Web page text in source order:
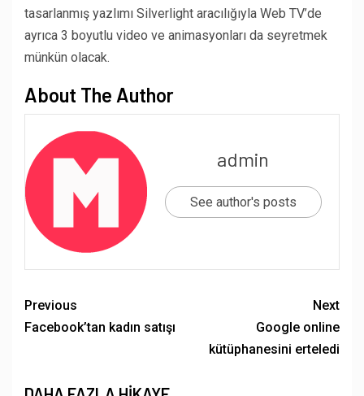
tasarlanmış yazlımı Silverlight aracılığıyla Web TV’de
ayrıca 3 boyutlu video ve animasyonları da seyretmek
münkün olacak.
About The Author
admin
See author's posts
Previous
Facebook’tan kadın satışı
Next
Google online
kütüphanesini erteledi